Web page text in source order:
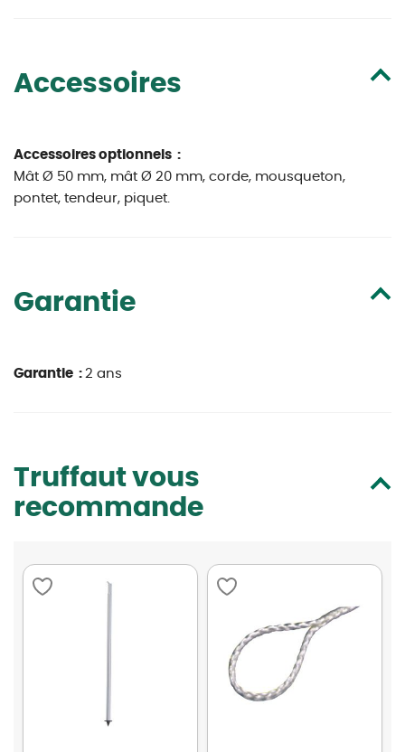
Accessoires
Accessoires optionnels :
Mât Ø 50 mm, mât Ø 20 mm, corde, mousqueton,
pontet, tendeur, piquet.
Garantie
Garantie : 2 ans
Truffaut vous
recommande